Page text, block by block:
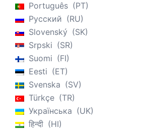
Português
PT
Русский
RU
Slovenský
SK
Srpski
SR
Suomi
FI
Eesti
ET
Svenska
SV
Türkçe
TR
Українська
UK
हिन्दी
HI